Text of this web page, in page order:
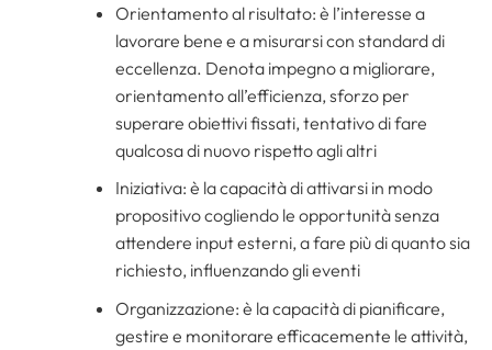
Orientamento al risultato: è l’interesse a
lavorare bene e a misurarsi con standard di
eccellenza. Denota impegno a migliorare,
orientamento all’efficienza, sforzo per
superare obiettivi fissati, tentativo di fare
qualcosa di nuovo rispetto agli altri
Iniziativa: è la capacità di attivarsi in modo
propositivo cogliendo le opportunità senza
attendere input esterni, a fare più di quanto sia
richiesto, influenzando gli eventi
Organizzazione: è la capacità di pianificare,
gestire e monitorare efficacemente le attività,